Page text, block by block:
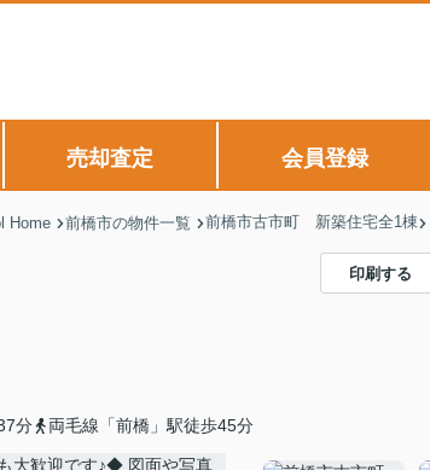
売却査定 会員登録
Home 前橋市の物件一覧 前橋市古市町 新築住宅全1棟
分 両毛線「前橋」駅徒歩45分
印刷する